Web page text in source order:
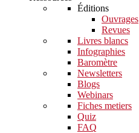
Éditions
Ouvrages
Revues
Livres blancs
Infographies
Baromètre
Newsletters
Blogs
Webinars
Fiches metiers
Quiz
FAQ